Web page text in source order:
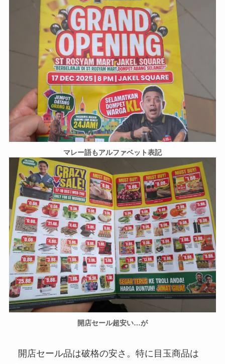
マレー語もアルファベット表記
開店セール超安い…が
開店セール品は破格の安さ。特に目玉商品は